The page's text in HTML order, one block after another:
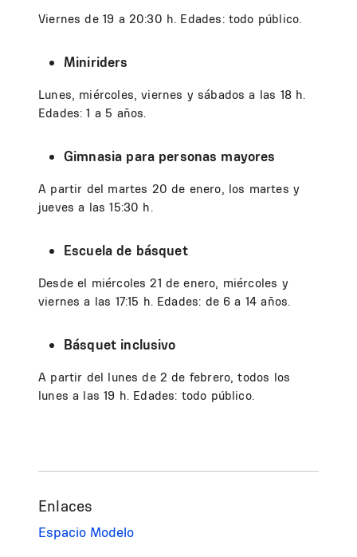
Viernes de 19 a 20:30 h. Edades: todo público.
Miniriders
Lunes, miércoles, viernes y sábados a las 18 h.
Edades: 1 a 5 años.
Gimnasia para personas mayores
A partir del martes 20 de enero, los martes y
jueves a las 15:30 h.
Escuela de básquet
Desde el miércoles 21 de enero, miércoles y
viernes a las 17:15 h. Edades: de 6 a 14 años.
Básquet inclusivo
A partir del lunes de 2 de febrero, todos los
lunes a las 19 h. Edades: todo público.
Enlaces
Espacio Modelo